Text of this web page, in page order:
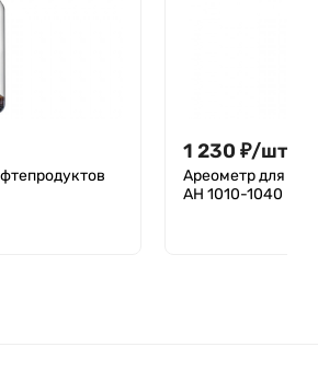
1 230 ₽/шт.
Ареометр для
АН 1010-1040